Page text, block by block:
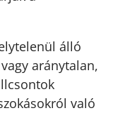
álló
aránytalan,
való